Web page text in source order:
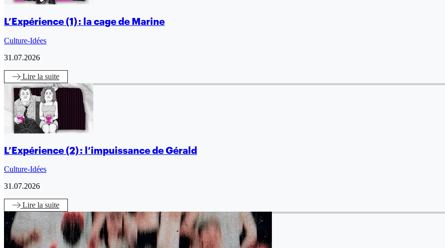
L’Expérience (1) : la cage de Marine
Culture-Idées
31.07.2026
Lire la suite
L’Expérience (2) : l’impuissance de Gérald
Culture-Idées
31.07.2026
Lire la suite